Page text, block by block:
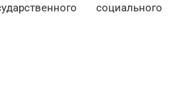
социального